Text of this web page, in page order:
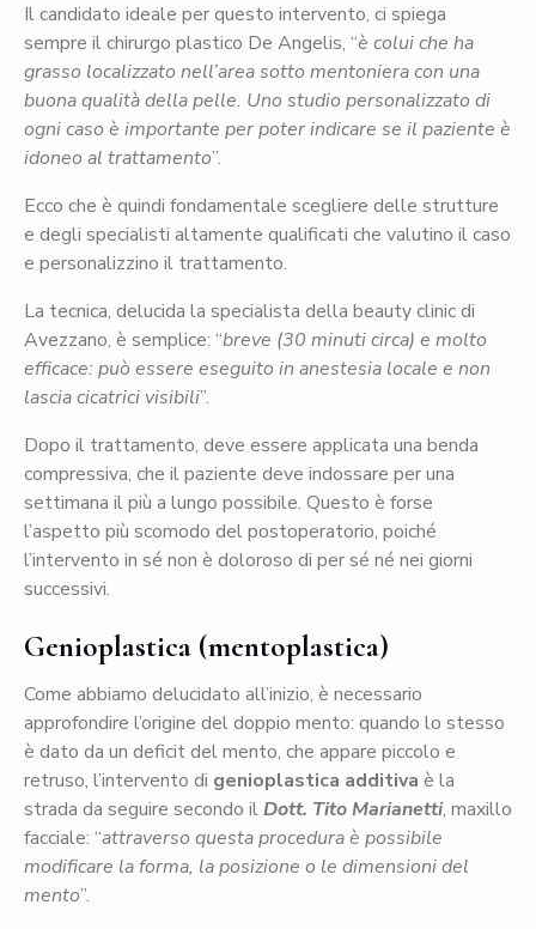
Il candidato ideale per questo intervento, ci spiega
sempre il chirurgo plastico De Angelis, “è colui che ha
grasso localizzato nell’area sotto mentoniera con una
buona qualità della pelle. Uno studio personalizzato di
ogni caso è importante per poter indicare se il paziente è
idoneo al trattamento”.
Ecco che è quindi fondamentale scegliere delle strutture
e degli specialisti altamente qualificati che valutino il caso
e personalizzino il trattamento.
La tecnica, delucida la specialista della beauty clinic di
Avezzano, è semplice: “breve (30 minuti circa) e molto
efficace: può essere eseguito in anestesia locale e non
lascia cicatrici visibili”.
Dopo il trattamento, deve essere applicata una benda
compressiva, che il paziente deve indossare per una
settimana il più a lungo possibile. Questo è forse
l’aspetto più scomodo del postoperatorio, poiché
l’intervento in sé non è doloroso di per sé né nei giorni
successivi.
Genioplastica (mentoplastica)
Come abbiamo delucidato all’inizio, è necessario
approfondire l’origine del doppio mento: quando lo stesso
è dato da un deficit del mento, che appare piccolo e
retruso, l’intervento di genioplastica additiva è la
strada da seguire secondo ilDott. Tito Marianetti, maxillo
facciale: “attraverso questa procedura è possibile
modificare la forma, la posizione o le dimensioni del
mento”.